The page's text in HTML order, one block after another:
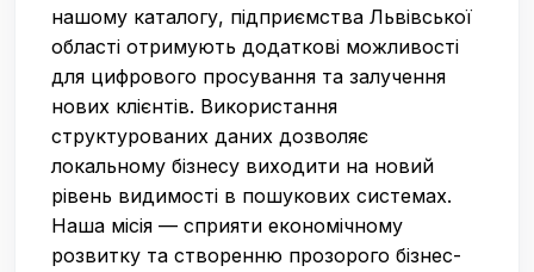
нашому каталогу, підприємства Львівської
області отримують додаткові можливості
для цифрового просування та залучення
нових клієнтів. Використання
структурованих даних дозволяє
локальному бізнесу виходити на новий
рівень видимості в пошукових системах.
Наша місія — сприяти економічному
розвитку та створенню прозорого бізнес-